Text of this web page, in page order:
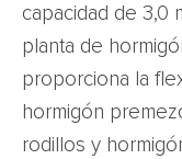
capacidad de 3,0
planta de
proporciona la
hormigón
rodillos y